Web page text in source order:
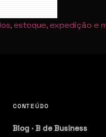
estoque, expedição e
CONTEÚDO
Blog · B de Business